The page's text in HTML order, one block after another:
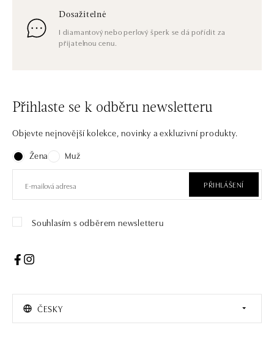
Dosažitelné
I diamantový nebo perlový šperk se dá pořídit za
přijatelnou cenu.
Přihlaste se k odběru newsletteru
Objevte nejnovější kolekce, novinky a exkluzivní produkty.
Žena
Muž
PŘIHLÁŠENÍ
Souhlasím s odběrem newsletteru
ČESKY